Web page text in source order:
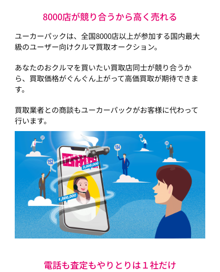
8000店が競り合うから高く売れる
ユーカーパックは、全国8000店以上が参加する国内最大
級のユーザー向けクルマ買取オークション。
あなたのおクルマを買いたい買取店同士が競り合うか
ら、買取価格がぐんぐん上がって高価買取が期待できま
す。
買取業者との商談もユーカーパックがお客様に代わって
行います。
電話も査定もやりとりは１社だけ